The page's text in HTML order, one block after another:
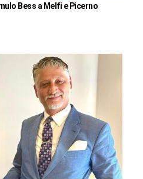
Bess a Melfi e Picerno